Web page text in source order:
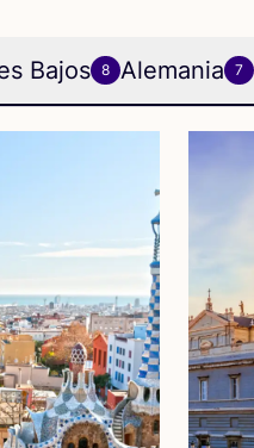
Bajos 8 Alemania 7